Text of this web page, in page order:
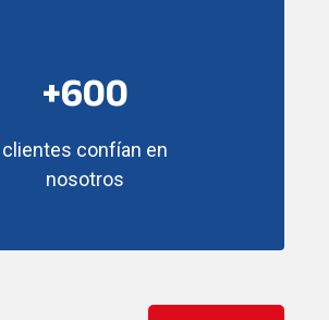
+600
clientes confían en
nosotros